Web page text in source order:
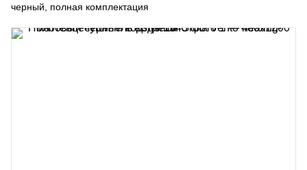
черный, полная комплектация